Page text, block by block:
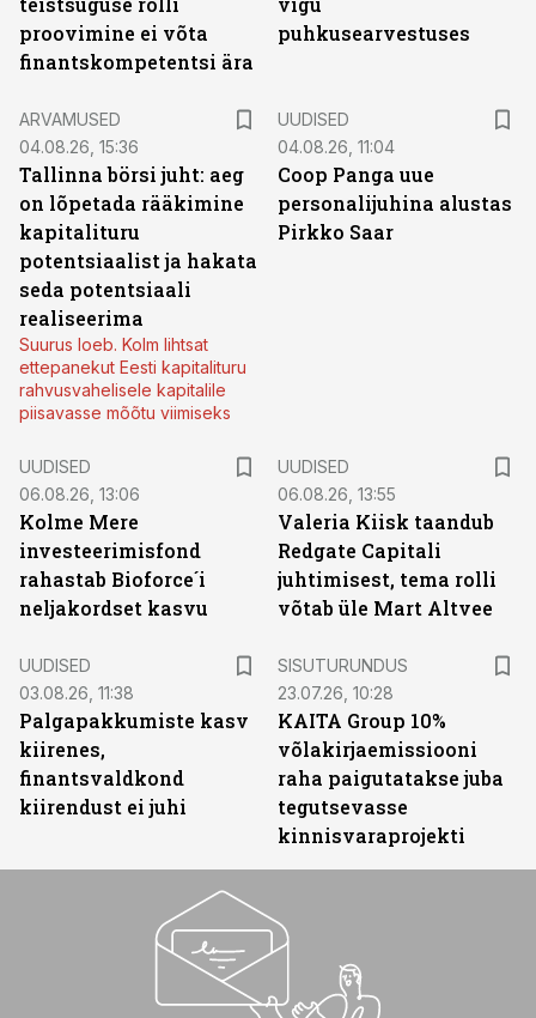
proovimine ei võta
finantskompetentsi ära
puhkusearvestuses
ARVAMUSED
04.08.26, 15:36
Tallinna börsi juht: aeg
on lõpetada rääkimine
kapitalituru
potentsiaalist ja hakata
seda potentsiaali
realiseerima
Suurus loeb. Kolm lihtsat
ettepanekut Eesti kapitalituru
rahvusvahelisele kapitalile
piisavasse mõõtu viimiseks
UUDISED
04.08.26, 11:04
Coop Panga uue
personalijuhina alustas
Pirkko Saar
UUDISED
06.08.26, 13:06
Kolme Mere
investeerimisfond
rahastab Bioforce´i
neljakordset kasvu
UUDISED
06.08.26, 13:55
Valeria Kiisk taandub
Redgate Capitali
juhtimisest, tema rolli
võtab üle Mart Altvee
UUDISED
03.08.26, 11:38
Palgapakkumiste kasv
kiirenes,
finantsvaldkond
kiirendust ei juhi
SISUTURUNDUS
23.07.26, 10:28
KAITA Group 10%
võlakirjaemissiooni
raha paigutatakse juba
tegutsevasse
kinnisvaraprojekti